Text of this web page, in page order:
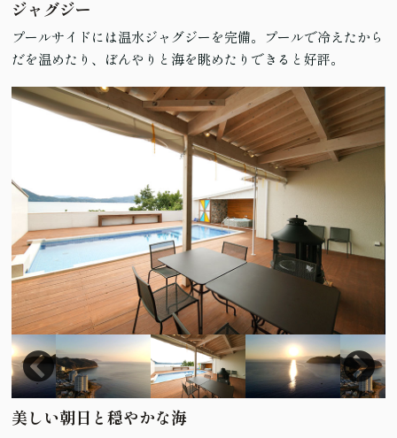
ジャグジー
プールサイドには温水ジャグジーを完備。プールで冷えたから
だを温めたり、ぼんやりと海を眺めたりできると好評。
美しい朝日と穏やかな海